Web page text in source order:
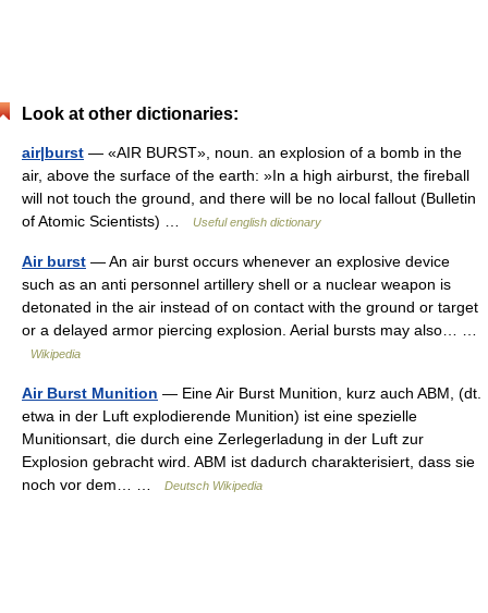
Look at other dictionaries:
air|burst — «AIR BURST», noun. an explosion of a bomb in the
air, above the surface of the earth: »In a high airburst, the fireball
will not touch the ground, and there will be no local fallout (Bulletin
of Atomic Scientists) …
Useful english dictionary
Air burst — An air burst occurs whenever an explosive device
such as an anti personnel artillery shell or a nuclear weapon is
detonated in the air instead of on contact with the ground or target
or a delayed armor piercing explosion. Aerial bursts may also… …
Wikipedia
Air Burst Munition — Eine Air Burst Munition, kurz auch ABM, (dt.
etwa in der Luft explodierende Munition) ist eine spezielle
Munitionsart, die durch eine Zerlegerladung in der Luft zur
Explosion gebracht wird. ABM ist dadurch charakterisiert, dass sie
noch vor dem… …
Deutsch Wikipedia